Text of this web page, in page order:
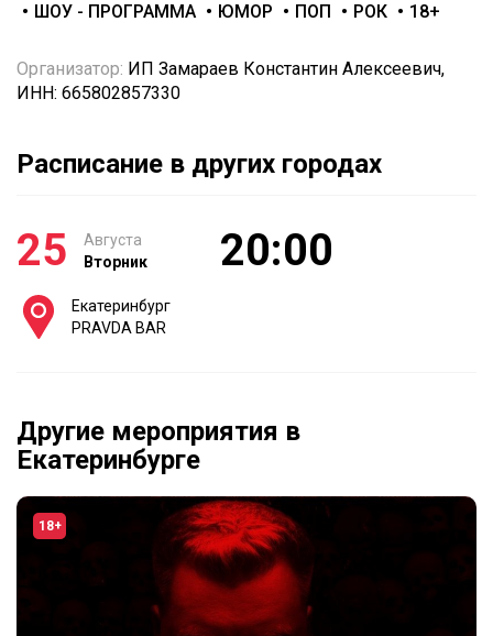
ШОУ - ПРОГРАММА
ЮМОР ПОП РОК 18+
Организатор: ИП Замараев Константин Алексеевич,
ИНН: 665802857330
Расписание в других городах
25
Августа
Вторник
20:00
Екатеринбург
PRAVDA BAR
Другие мероприятия в
Екатеринбурге
18+